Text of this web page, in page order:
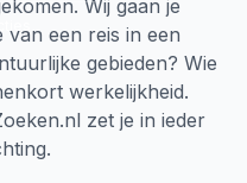
Wij gaan je
van een reis in een
gebieden? Wie
werkelijkheid.
zet je in ieder